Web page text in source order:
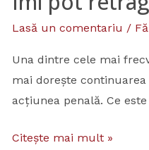
Lasă un comentariu /
Una dintre cele mai
mai dorește
acțiunea penală. Ce
plângerea
penală
pentru
faptă?
Citește mai mult »